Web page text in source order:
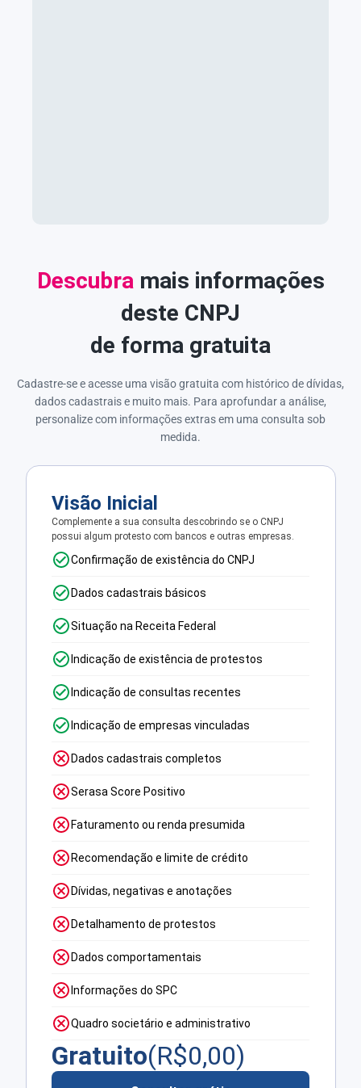
Descubramais informações
deste CNPJ
de forma gratuita
Cadastre-se e acesse uma visão gratuita com histórico de dívidas,
dados cadastrais e muito mais. Para aprofundar a análise,
personalize com informações extras em uma consulta sob
medida.
Visão Inicial
Complemente a sua consulta descobrindo se o CNPJ
possui algum protesto com bancos e outras empresas.
Confirmação de existência do CNPJ
Dados cadastrais básicos
Situação na Receita Federal
Indicação de existência de protestos
Indicação de consultas recentes
Indicação de empresas vinculadas
Dados cadastrais completos
Serasa Score Positivo
Faturamento ou renda presumida
Recomendação e limite de crédito
Dívidas, negativas e anotações
Detalhamento de protestos
Dados comportamentais
Informações do SPC
Quadro societário e administrativo
Gratuito(R$0,00)